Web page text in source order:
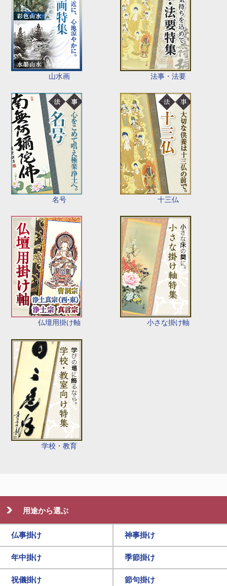
山水画 法事・法要
名号 十三仏
仏壇用掛け軸 小さな掛け軸
学校・教育
用途から選ぶ
仏事掛け 神事掛け
年中掛け 季節掛け
祝儀掛け 節句掛け